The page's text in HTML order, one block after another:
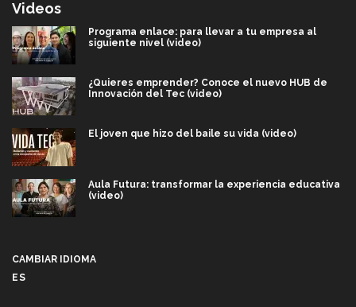
Videos
Programa enlace: para llevar a tu empresa al
siguiente nivel (video)
¿Quieres emprender? Conoce el nuevo HUB de
Innovación del Tec (video)
El joven que hizo del baile su vida (video)
Aula Futura: transformar la experiencia educativa
(video)
CAMBIAR IDIOMA
ES